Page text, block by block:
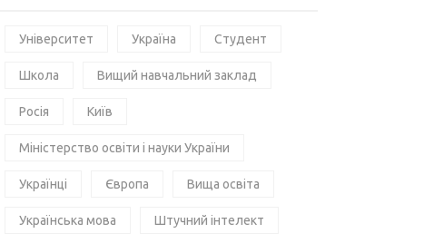
Університет Україна Студент
Школа Вищий навчальний заклад
Росія Київ
Міністерство освіти і науки України
Українці Європа Вища освіта
Українська мова Штучний інтелект